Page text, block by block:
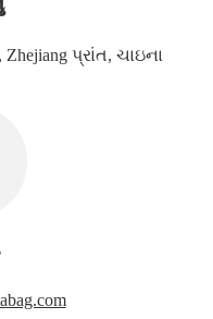
પ્રાંત, ચાઇના